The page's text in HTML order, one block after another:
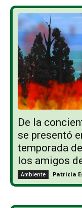
De la
se presentó
temporada
los amigos
Ambiente Patricia